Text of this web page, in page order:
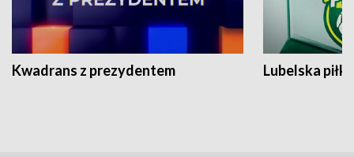
Kwadrans z prezydentem Lubelska piłka